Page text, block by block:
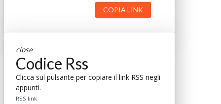
COPIA LINK
close
Codice Rss
Clicca sul pulsante per copiare il link RSS negli
appunti.
RSS link